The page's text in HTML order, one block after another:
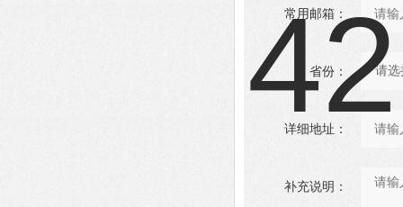
常用邮箱：
省份：
详细地址：
补充说明：